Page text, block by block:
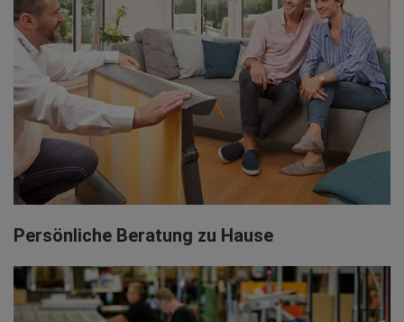
Persönliche Beratung zu Hause